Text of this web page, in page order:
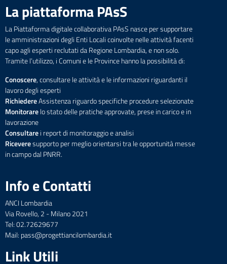
La piattaforma PAsS
La Piattaforma digitale collaborativa PAsS nasce per supportare
le amministrazioni degli Enti Locali coinvolte nelle attività facenti
capo agli esperti reclutati da Regione Lombardia, e non solo.
Tramite l’utilizzo, i Comuni e le Province hanno la possibilità di:
Conoscere, consultare le attività e le informazioni riguardanti il
lavoro degli esperti
RichiedereAssistenza riguardo specifiche procedure selezionate
Monitorarelo stato delle pratiche approvate, prese in carico e in
lavorazione
Consultarei report di monitoraggio e analisi
Riceveresupporto per meglio orientarsi tra le opportunità messe
in campo dal PNRR.
Info e Contatti
ANCI Lombardia
Via Rovello, 2 - Milano 2021
Tel: 02.72629677
Mail: pass@progettiancilombardia.it
Link Utili